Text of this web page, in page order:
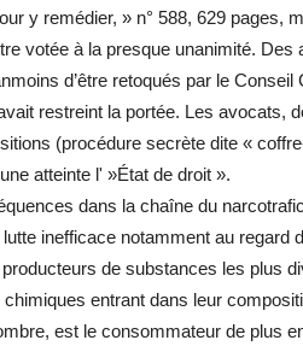
y remédier, » n° 588, 629 pages,
votée à la presque unanimité. Des
d’être retoqués par le Conseil
restreint la portée. Les avocats,
(procédure secrète dite «
atteinte l' »État de droit ».
dans la chaîne du
inefficace notamment au regard
de substances les plus
entrant dans leur
est le consommateur de plus